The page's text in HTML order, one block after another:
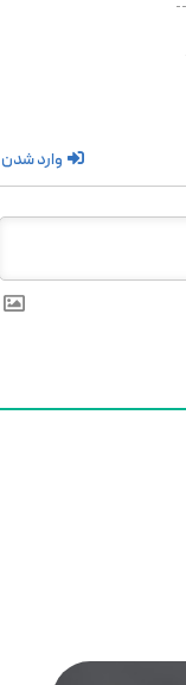
وارد شدن